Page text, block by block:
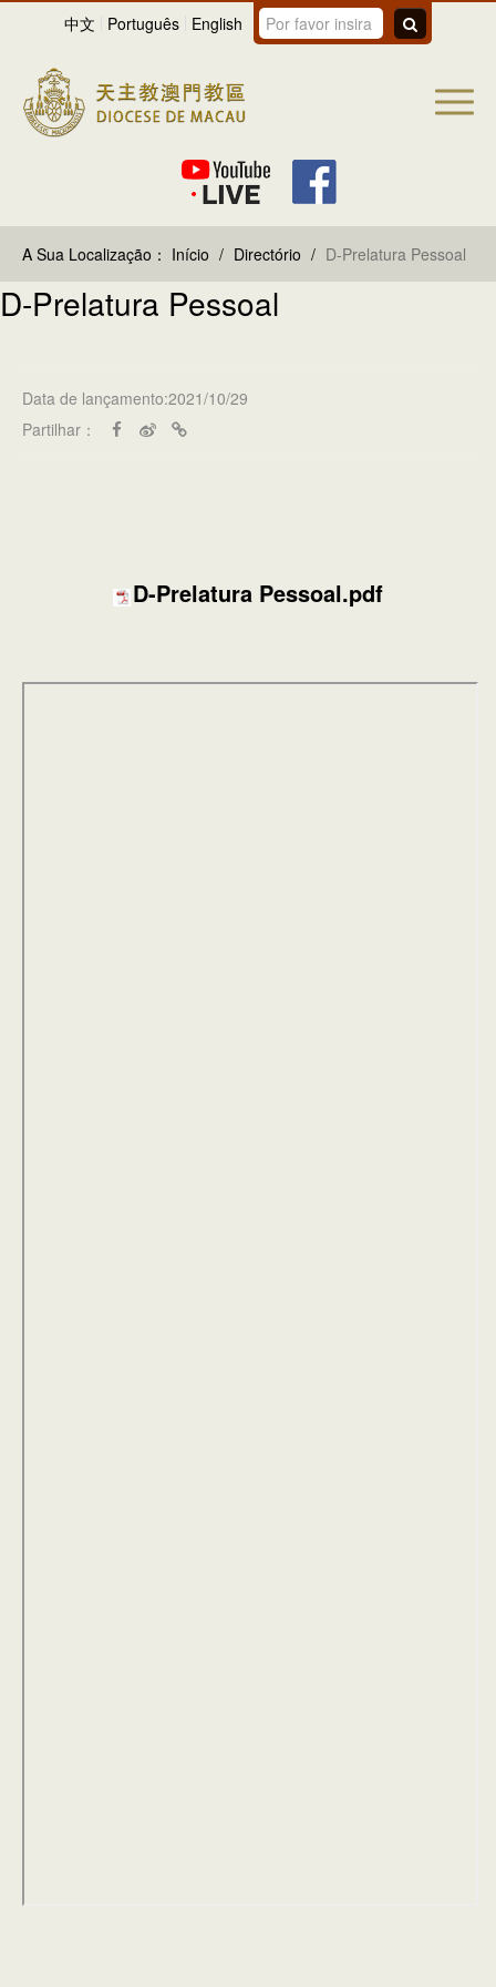
中文 Português English
A Sua Localização： Início / Directório / D-Prelatura Pessoal
D-Prelatura Pessoal
Data de lançamento:2021/10/29
Partilhar：
D-Prelatura Pessoal.pdf